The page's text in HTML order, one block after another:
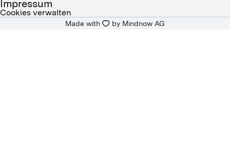
ITALIANO
Impressum
Cookies verwalten
Made with by Mindnow AG